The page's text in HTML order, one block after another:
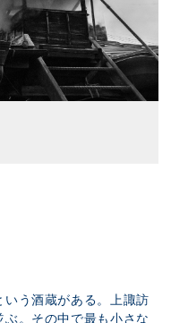
う酒蔵がある。上諏訪
。その中で最も小さな